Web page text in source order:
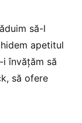
să-l
apetitul
învățăm să
să ofere